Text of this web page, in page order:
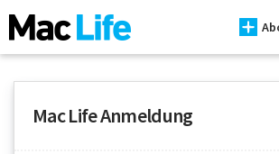
Mac Life Anmeldung